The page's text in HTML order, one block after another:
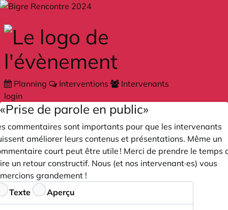
Skip to main content
Planning Interventions
Intervenants
login
«Prise de parole en public»
commentaires sont importants pour que les intervenants
améliorer leurs contenus et présentations. Même un
court peut être utile ! Merci de prendre le temps
un retour constructif. Nous (et nos intervenant·es) vous
grandement !
Texte Aperçu